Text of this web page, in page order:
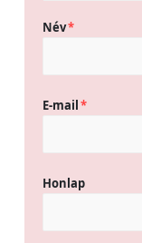
Név*
E-mail*
Honlap